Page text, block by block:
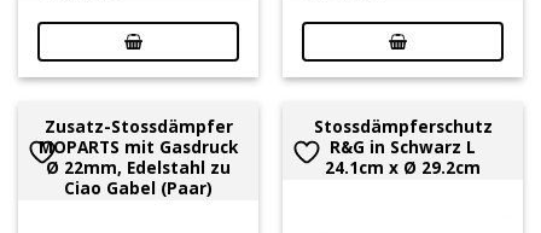
Zusatz-Stossdämpfer
MOPARTS mit Gasdruck
Ø 22mm, Edelstahl zu
Ciao Gabel (Paar)
Stossdämpferschutz
R&G in Schwarz L
24.1cm x Ø 29.2cm